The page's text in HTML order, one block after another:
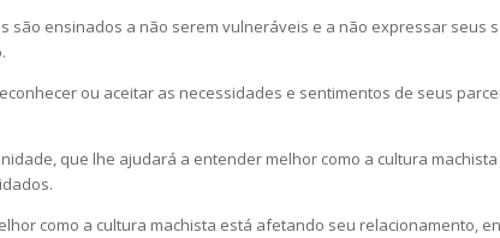
ensinados a não serem vulneráveis e a não expressar seus
ou aceitar as necessidades e sentimentos de seus
que lhe ajudará a entender melhor como a cultura
como a cultura machista está afetando seu relacionamento,